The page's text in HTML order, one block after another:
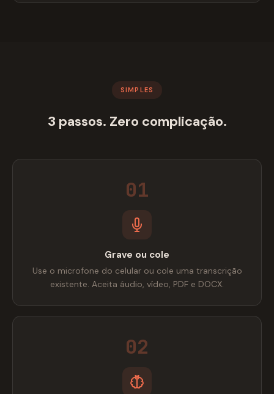
SIMPLES
3 passos. Zero complicação.
01
Grave ou cole
Use o microfone do celular ou cole uma transcrição
existente. Aceita áudio, vídeo, PDF e DOCX.
02